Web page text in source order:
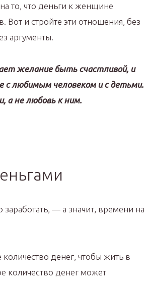
то, что деньги к женщине
Вот и стройте эти отношения, без
аргументы.
желание быть счастливой, и
с любимым человеком и с детьми.
а не любовь к ним.
— а значит, времени на
количество денег, чтобы жить в
количество денег может